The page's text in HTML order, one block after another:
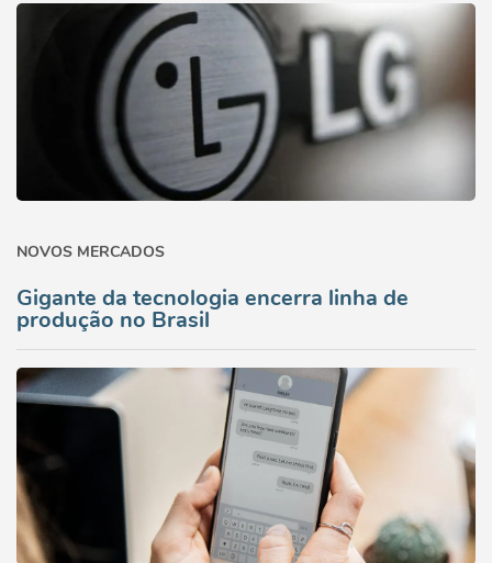
NOVOS MERCADOS
Gigante da tecnologia encerra linha de
produção no Brasil